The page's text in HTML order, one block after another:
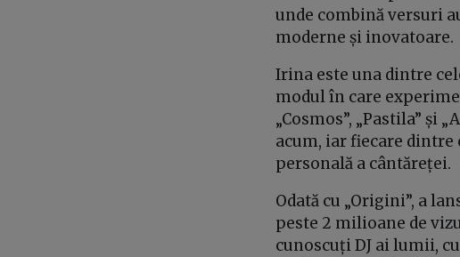
unde combină versuri
moderne și inovatoare.
Irina este una dintre
modul în care
„Cosmos”, „Pastila” și
acum, iar fiecare
personală a cântăreței.
Odată cu „Origini”, a
peste 2 milioane de
cunoscuți DJ ai lumii,